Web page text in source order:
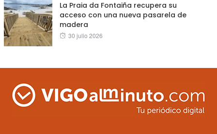
La Praia da Fontaiña recupera su
acceso con una nueva pasarela de
madera
Posted
30 julio 2026